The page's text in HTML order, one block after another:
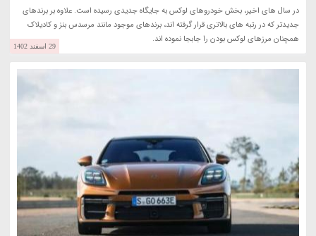
در سال های اخیر، بخش خودروهای لوکس به جایگاه جدیدی رسیده است. علاوه بر برندهای
جدیدتر که در رتبه های بالاتری قرار گرفته اند، برندهای موجود مانند مرسدس بنز و کادیلاک
همچنان مرزهای لوکس بودن را جابجا نموده اند.
29 اسفند 1402